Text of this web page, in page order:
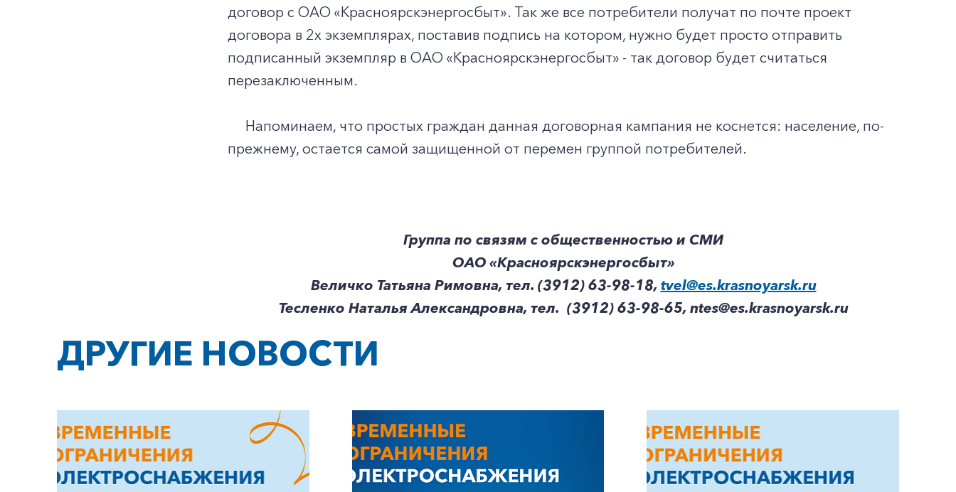
Частным клиентам
Корпоративным клиентам
договор с ОАО «Красноярскэнергосбыт». Так же все потребители получат по почте проект
договора в 2х экземплярах, поставив подпись на котором, нужно будет просто отправить
подписанный экземпляр в ОАО «Красноярскэнергосбыт» - так договор будет считаться
перезаключенным.
Напоминаем, что простых граждан данная договорная кампания не коснется: население, по-
прежнему, остается самой защищенной от перемен группой потребителей.
Группа по связям с общественностью и СМИ
ОАО «Красноярскэнергосбыт»
Величко Татьяна Римовна, тел. (3912) 63-98-18, tvel@es.krasnoyarsk.ru
Тесленко Наталья Александровна, тел. (3912) 63-98-65, ntes@es.krasnoyarsk.ru
ДРУГИЕ НОВОСТИ